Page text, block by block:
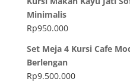
Minimalis
Rp950.000
Set Meja 4 Kursi Cafe
Berlengan
Rp9.500.000